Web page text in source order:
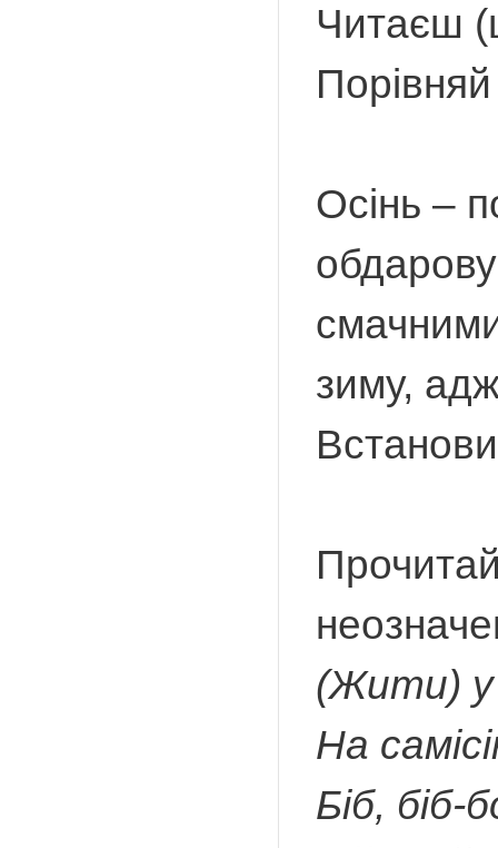
Читаєш
Осінь –
зиму,
(Жити) у
На
Біб, біб-